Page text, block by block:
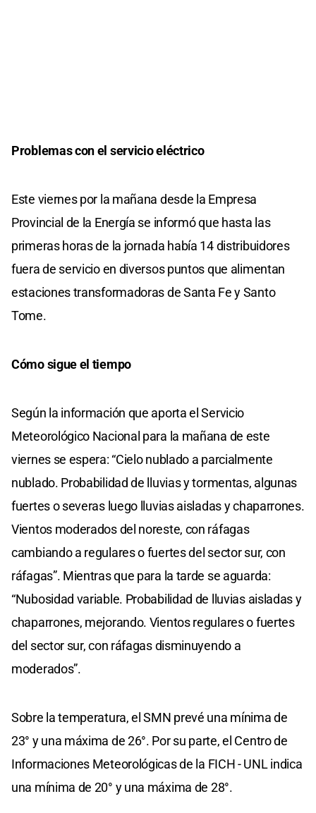
Problemas con el servicio eléctrico
Este viernes por la mañana desde la Empresa
Provincial de la Energía se informó que hasta las
primeras horas de la jornada había 14 distribuidores
fuera de servicio en diversos puntos que alimentan
estaciones transformadoras de Santa Fe y Santo
Tome.
Cómo sigue el tiempo
Según la información que aporta el Servicio
Meteorológico Nacional para la mañana de este
viernes se espera: “Cielo nublado a parcialmente
nublado. Probabilidad de lluvias y tormentas, algunas
fuertes o severas luego lluvias aisladas y chaparrones.
Vientos moderados del noreste, con ráfagas
cambiando a regulares o fuertes del sector sur, con
ráfagas”. Mientras que para la tarde se aguarda:
“Nubosidad variable. Probabilidad de lluvias aisladas y
chaparrones, mejorando. Vientos regulares o fuertes
del sector sur, con ráfagas disminuyendo a
moderados”.
Sobre la temperatura, el SMN prevé una mínima de
23° y una máxima de 26°. Por su parte, el Centro de
Informaciones Meteorológicas de la FICH - UNL indica
una mínima de 20° y una máxima de 28°.